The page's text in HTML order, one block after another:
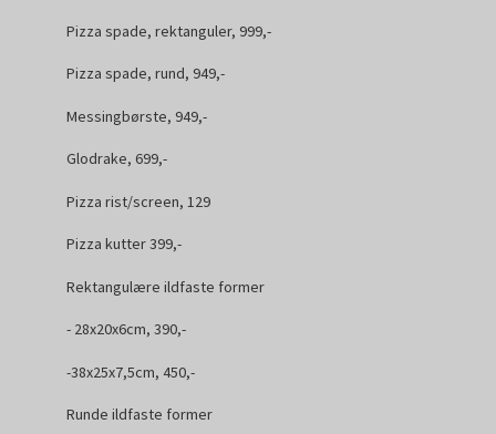
Pizza spade, rektanguler, 999,-
Pizza spade, rund, 949,-
Messingbørste, 949,-
Glodrake, 699,-
Pizza rist/screen, 129
Pizza kutter 399,-
Rektangulære ildfaste former
- 28x20x6cm, 390,-
-38x25x7,5cm, 450,-
Runde ildfaste former